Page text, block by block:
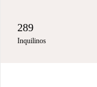
289
Inquilinos